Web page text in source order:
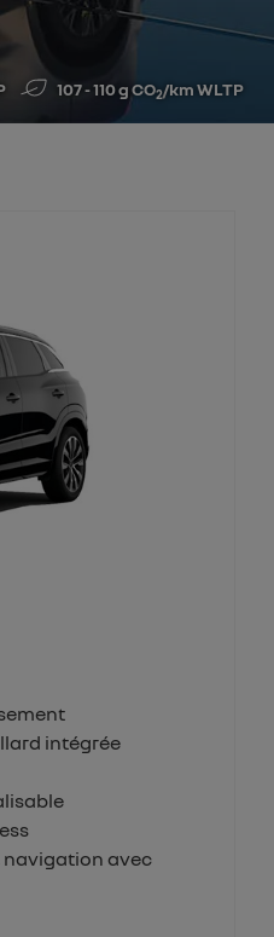
107 - 110 g CO2/km WLTP
intégrée
navigation avec